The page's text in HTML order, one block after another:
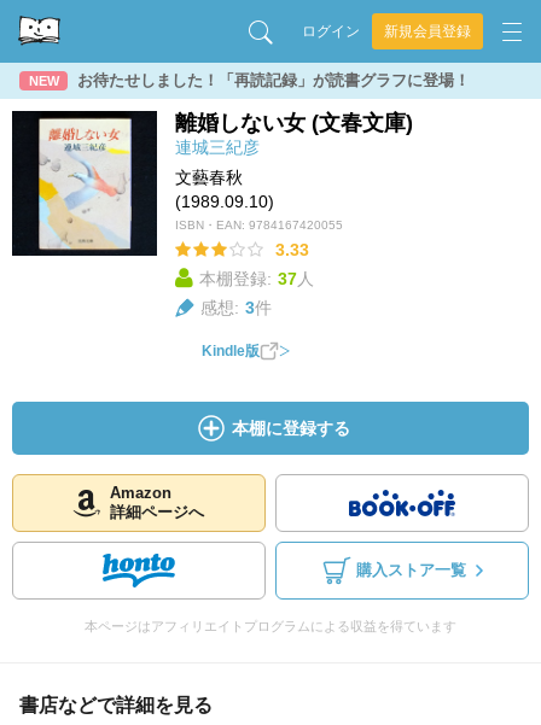
ログイン 新規会員登録
NEW お待たせしました！「再読記録」が読書グラフに登場！
離婚しない女 (文春文庫)
連城三紀彦
文藝春秋
(1989.09.10)
ISBN・EAN: 9784167420055
3.33
本棚登録: 37人
感想: 3件
Kindle版
本棚に登録する
Amazon
詳細ページへ
購入ストア一覧
本ページはアフィリエイトプログラムによる収益を得ています
書店などで詳細を見る